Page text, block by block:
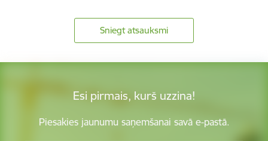
Sniegt atsauksmi
Esi pirmais, kurš uzzina!
Piesakies jaunumu saņemšanai savā e-pastā.